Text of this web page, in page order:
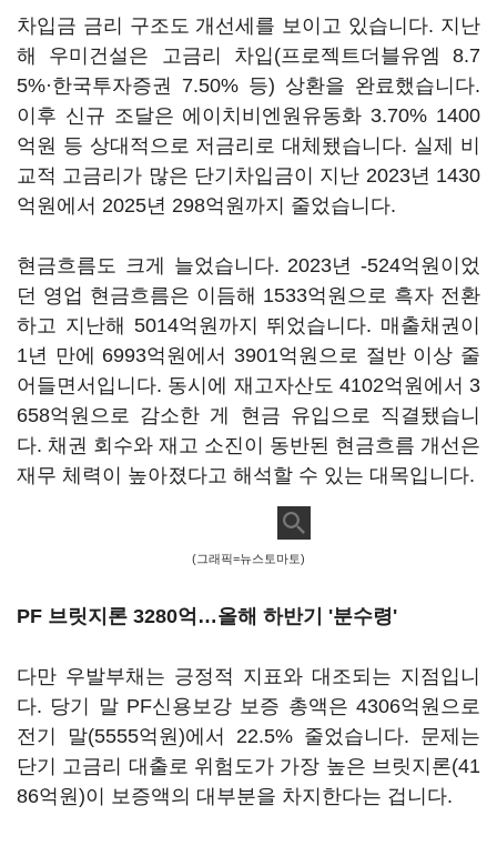
차입금 금리 구조도 개선세를 보이고 있습니다. 지난
해 우미건설은 고금리 차입(프로젝트더블유엠 8.7
5%·한국투자증권 7.50% 등) 상환을 완료했습니다.
이후 신규 조달은 에이치비엔원유동화 3.70% 1400
억원 등 상대적으로 저금리로 대체됐습니다. 실제 비
교적 고금리가 많은 단기차입금이 지난 2023년 1430
억원에서 2025년 298억원까지 줄었습니다.
현금흐름도 크게 늘었습니다. 2023년 -524억원이었
던 영업 현금흐름은 이듬해 1533억원으로 흑자 전환
하고 지난해 5014억원까지 뛰었습니다. 매출채권이
1년 만에 6993억원에서 3901억원으로 절반 이상 줄
어들면서입니다. 동시에 재고자산도 4102억원에서 3
658억원으로 감소한 게 현금 유입으로 직결됐습니
다. 채권 회수와 재고 소진이 동반된 현금흐름 개선은
재무 체력이 높아졌다고 해석할 수 있는 대목입니다.
(그래픽=뉴스토마토)
PF 브릿지론 3280억…올해 하반기 '분수령'
다만 우발부채는 긍정적 지표와 대조되는 지점입니
다. 당기 말 PF신용보강 보증 총액은 4306억원으로
전기 말(5555억원)에서 22.5% 줄었습니다. 문제는
단기 고금리 대출로 위험도가 가장 높은 브릿지론(41
86억원)이 보증액의 대부분을 차지한다는 겁니다.